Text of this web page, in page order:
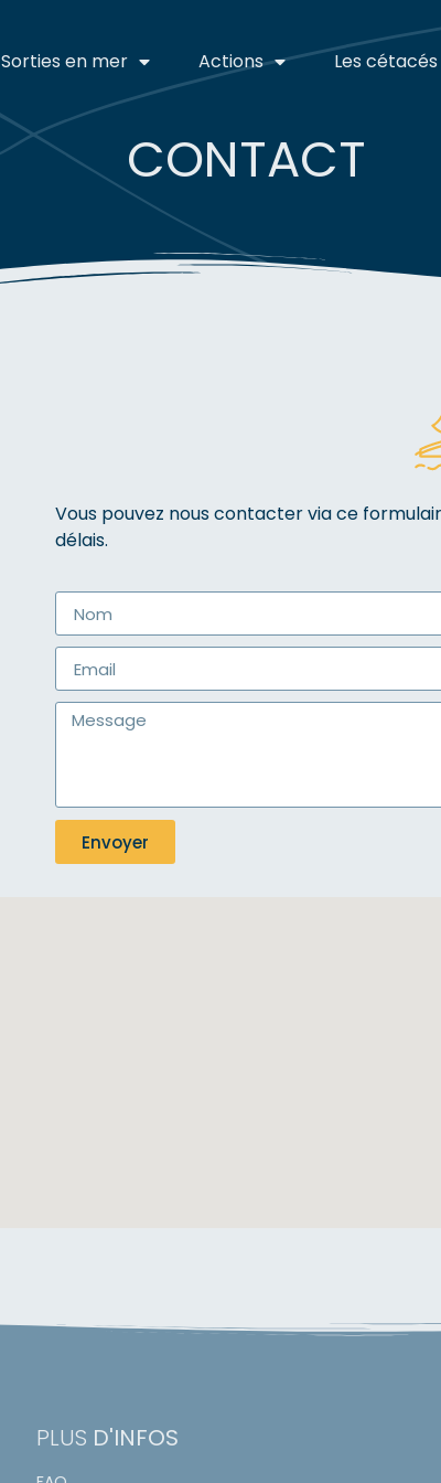
Sorties en mer Actions Les cétacés
CONTACT
Vous pouvez nous contacter via ce
délais.
Envoyer
PLUS D'INFOS